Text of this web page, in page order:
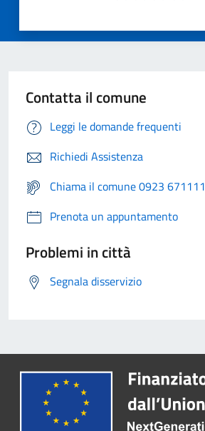
Contatta il comune
Leggi le domande frequenti
Richiedi Assistenza
Chiama il comune 0923 671111
Prenota un appuntamento
Problemi in città
Segnala disservizio